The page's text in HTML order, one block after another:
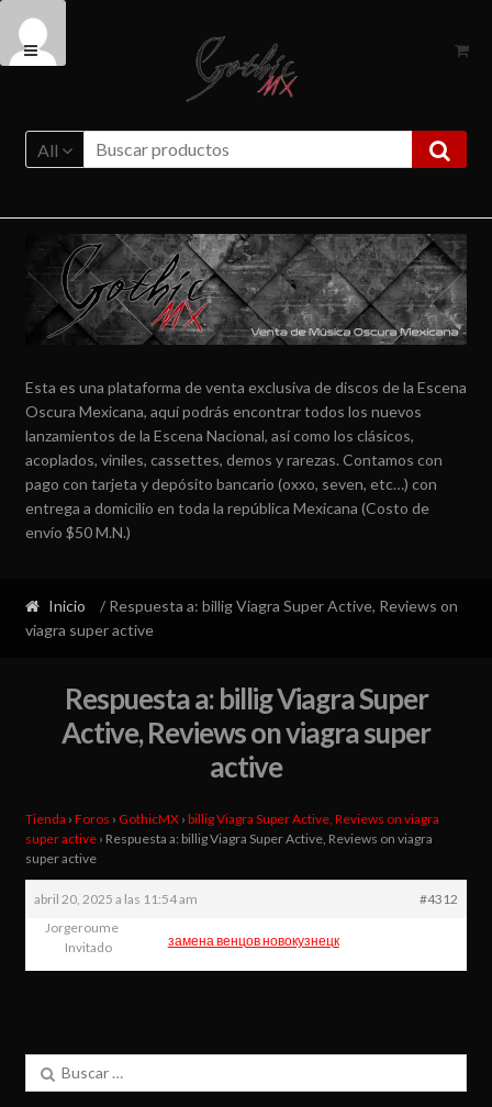
Ir
a
Ir
al
All
Esta es una plataforma de venta exclusiva de discos de la Escena
Oscura Mexicana, aquí podrás encontrar todos los nuevos
lanzamientos de la Escena Nacional, así como los clásicos,
acoplados, viniles, cassettes, demos y rarezas. Contamos con
pago con tarjeta y depósito bancario (oxxo, seven, etc…) con
entrega a domicilio en toda la república Mexicana (Costo de
envío $50 M.N.)
Inicio
/ Respuesta a: billig Viagra Super Active, Reviews on
viagra super active
Respuesta a: billig Viagra Super
Active, Reviews on viagra super
active
Tienda › Foros › GothicMX › billig Viagra Super Active, Reviews on viagra
super active › Respuesta a: billig Viagra Super Active, Reviews on viagra
super active
abril 20, 2025 a las 11:54 am
#4312
Jorgeroume
Invitado
замена венцов новокузнецк
Buscar: